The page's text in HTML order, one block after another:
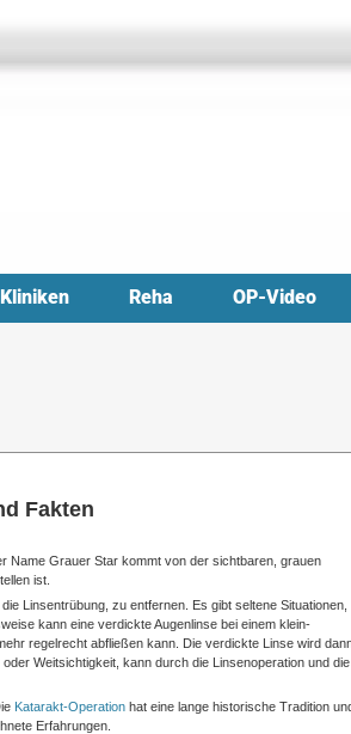
Reha OP-Video
Fakten
Name Grauer Star kommt von der sichtbaren, grauen
ist.
Linsentrübung, zu entfernen. Es gibt seltene Situationen,
kann eine verdickte Augenlinse bei einem klein-
regelrecht abfließen kann. Die verdickte Linse wird
Weitsichtigkeit, kann durch die Linsenoperation und die
Katarakt-Operationhat eine lange historische Tradition
Erfahrungen.